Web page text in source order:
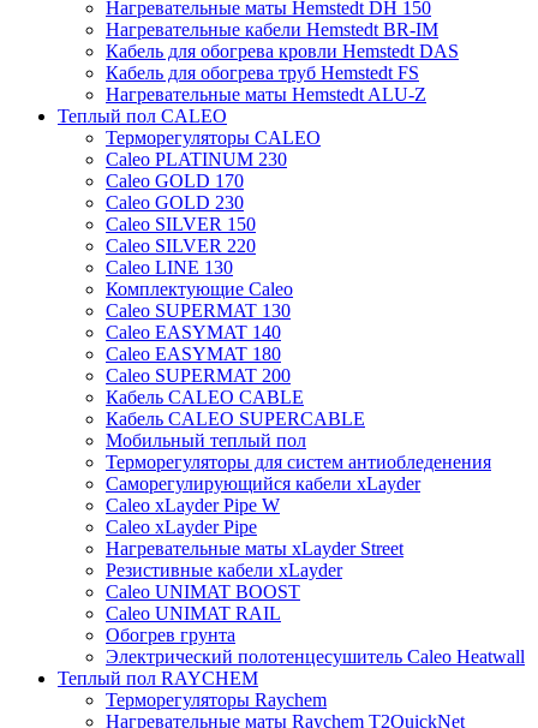
Нагревательные маты Hemstedt DH 150
Нагревательные кабели Hemstedt BR-IM
Кабель для обогрева кровли Hemstedt DAS
Кабель для обогрева труб Hemstedt FS
Нагревательные маты Hemstedt ALU-Z
Теплый пол CALEO
Терморегуляторы CALEO
Caleo PLATINUM 230
Caleo GOLD 170
Caleo GOLD 230
Caleo SILVER 150
Caleo SILVER 220
Caleo LINE 130
Комплектующие Caleo
Caleo SUPERMAT 130
Caleo EASYMAT 140
Caleo EASYMAT 180
Caleo SUPERMAT 200
Кабель CALEO CABLE
Кабель CALEO SUPERCABLE
Мобильный теплый пол
Терморегуляторы для систем антиобледенения
Саморегулирующийся кабели xLayder
Caleo xLayder Pipe W
Caleo xLayder Pipe
Нагревательные маты xLayder Street
Резистивные кабели xLayder
Caleo UNIMAT BOOST
Caleo UNIMAT RAIL
Обогрев грунта
Электрический полотенцесушитель Caleo Heatwall
Теплый пол RAYCHEM
Терморегуляторы Raychem
Нагревательные маты Raychem T2QuickNet